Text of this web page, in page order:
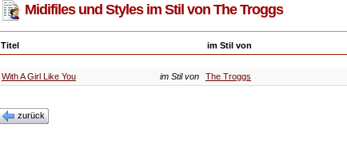
Midifiles und Styles im Stil von The Troggs
Titel im Stil von
With A Girl Like You
im Stil von The Troggs
zurück